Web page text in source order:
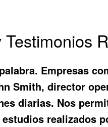
Empresas
Smith, director
diarias. Nos
estudios realizados